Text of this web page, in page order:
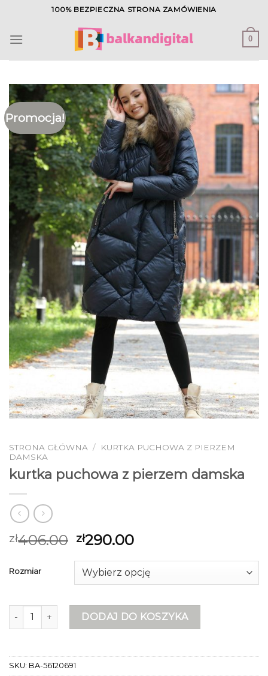
content
100% BEZPIECZNA STRONA ZAMÓWIENIA
0
Promocja!
STRONA GŁÓWNA /
KURTKA PUCHOWA Z PIERZEM
DAMSKA
kurtka puchowa z pierzem damska
zł406.00 zł290.00
Rozmiar
ilość kurtka puchowa z pierzem damska
DODAJ DO KOSZYKA
SKU: BA-56120691